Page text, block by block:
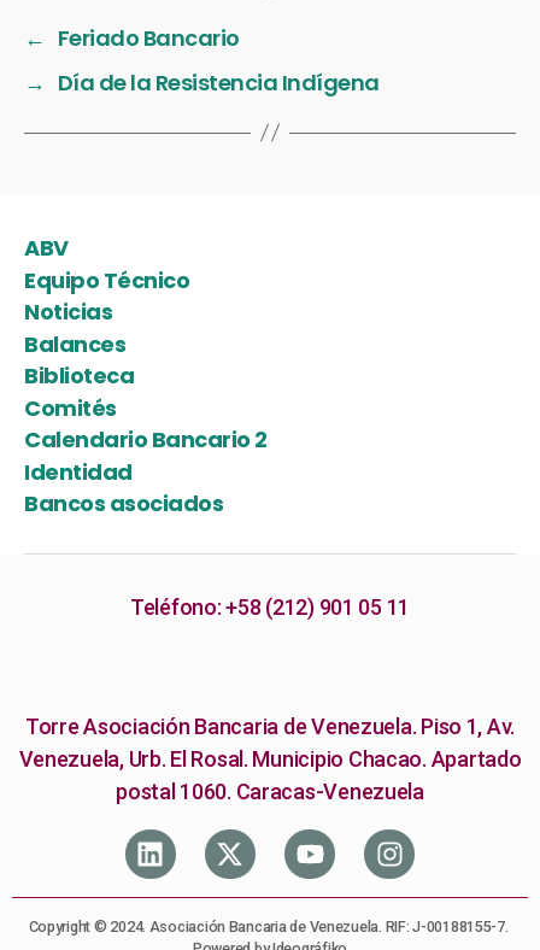
← Feriado Bancario
→ Día de la Resistencia Indígena
ABV
Equipo Técnico
Noticias
Balances
Biblioteca
Comités
Calendario Bancario 2
Identidad
Bancos asociados
Teléfono: +58 (212) 901 05 11
Torre Asociación Bancaria de Venezuela. Piso 1, Av.
Venezuela, Urb. El Rosal. Municipio Chacao. Apartado
postal 1060. Caracas-Venezuela
Copyright © 2024. Asociación Bancaria de Venezuela. RIF: J-00188155-7.